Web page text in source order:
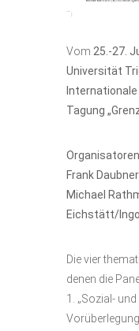
Vom 25.-27.
Universität
Tagung
Frank
Michael
Eichstätt/
Die vier
denen die
1. „Sozial-